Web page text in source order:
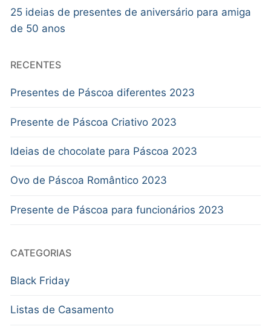
25 ideias de presentes de aniversário para amiga
de 50 anos
RECENTES
Presentes de Páscoa diferentes 2023
Presente de Páscoa Criativo 2023
Ideias de chocolate para Páscoa 2023
Ovo de Páscoa Romântico 2023
Presente de Páscoa para funcionários 2023
CATEGORIAS
Black Friday
Listas de Casamento